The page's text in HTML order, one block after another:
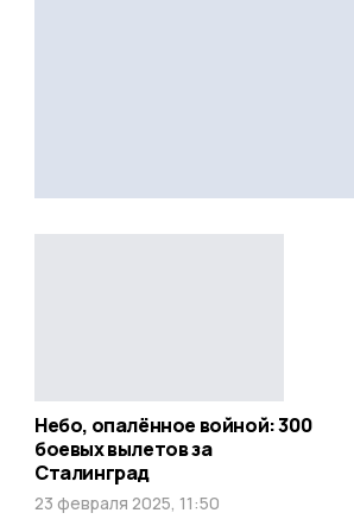
Небо, опалённое войной: 300
боевых вылетов за
Сталинград
23 февраля 2025, 11:50